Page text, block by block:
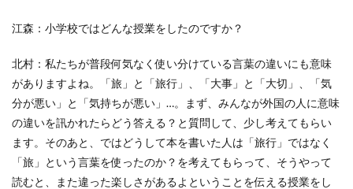
江森：小学校ではどんな授業をしたのですか？
北村：私たちが普段何気なく使い分けている言葉の違いにも意味
がありますよね。「旅」と「旅行」、「大事」と「大切」、「気
分が悪い」と「気持ちが悪い」…。まず、みんなが外国の人に意味
の違いを訊かれたらどう答える？と質問して、少し考えてもらい
ます。そのあと、ではどうして本を書いた人は「旅行」ではなく
「旅」という言葉を使ったのか？を考えてもらって、そうやって
読むと、また違った楽しさがあるよということを伝える授業をし
Giving December
GP GUGA
HAMARUラクシスフロント店
ICDP IDEC
IIRC
Illustrator
Indesign
INSATSU
INSATSU大交流会
INSATU酒場
IoT製品に対するセキュリティラベリング制度
IPA
ISSB
ISSBオンラインセミナー ITI
J-SHIS
J-SHIS 地震ハザードステーション
JAGAT
Japanese